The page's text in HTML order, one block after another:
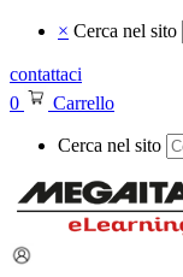
× Cerca nel sito
contattaci
0
Carrello
Cerca nel sito